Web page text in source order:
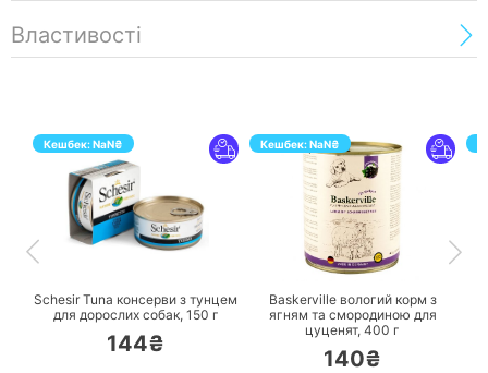
Властивості
Кешбек:NaN₴
ПЕРЕЙТИ
Schesir Tuna консерви з тунцем
для дорослих собак, 150 г
144₴
Кешбек:NaN₴
ПЕРЕЙТИ
Baskerville вологий корм з
ягням та смородиною для
цуценят, 400 г
140₴